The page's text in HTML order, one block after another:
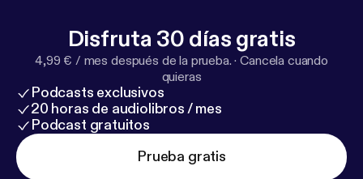
Disfruta 30 días gratis
4,99 € / mes después de la prueba. ·Cancela cuando
quieras
Podcasts exclusivos
20 horas de audiolibros / mes
Podcast gratuitos
Prueba gratis